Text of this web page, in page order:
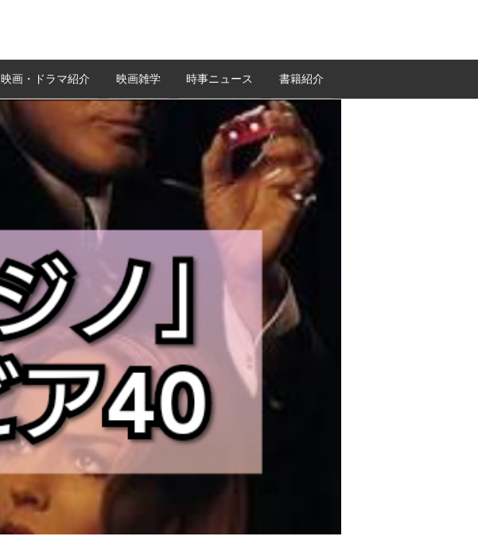
映画・ドラマ紹介 映画雑学 時事ニュース 書籍紹介